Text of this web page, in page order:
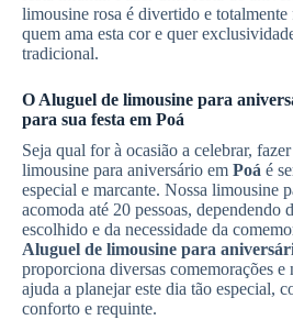
limousine rosa é divertido e
quem ama esta cor e quer
tradicional.
O Aluguel de limousine para
para sua festa em Poá
Seja qual for à ocasião a celebrar,
limousine para aniversário em Poá é
especial e marcante. Nossa limousine
acomoda até 20 pessoas, dependendo
escolhido e da necessidade da
Aluguel de limousine para
proporciona diversas comemorações e
ajuda a planejar este dia tão especial,
conforto e requinte.